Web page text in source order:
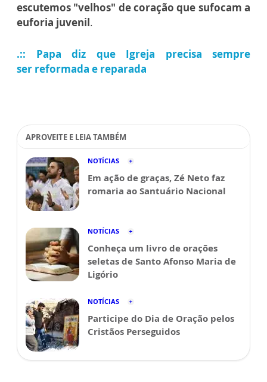
escutemos "velhos" de coração que sufocam a
euforia juvenil.
.:: Papa diz que Igreja precisa sempre
ser reformada e reparada
APROVEITE E LEIA TAMBÉM
NOTÍCIAS
Em ação de graças, Zé Neto faz
romaria ao Santuário Nacional
NOTÍCIAS
Conheça um livro de orações
seletas de Santo Afonso Maria de
Ligório
NOTÍCIAS
Participe do Dia de Oração pelos
Cristãos Perseguidos